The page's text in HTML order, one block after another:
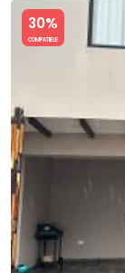
30%
COMPATIBLE
Slide 1 of 5